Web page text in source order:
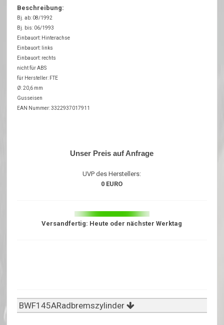
Beschreibung:
Bj. ab: 08/1992
Bj. bis: 06/1993
Einbauort: Hinterachse
Einbauort: links
Einbauort: rechts
nicht für ABS
für Hersteller: FTE
Ø: 20,6 mm
Gusseisen
EAN Nummer: 3322937017911
Unser Preis auf Anfrage
UVP des Herstellers:
0 EURO
Versandfertig: Heute oder nächster Werktag
BWF145ARadbremszylinder